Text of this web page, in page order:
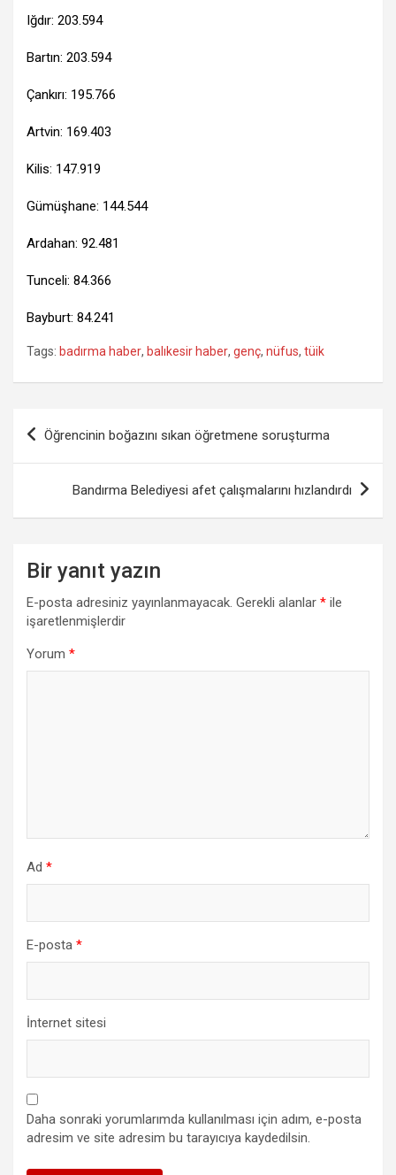
Iğdır: 203.594
Bartın: 203.594
Çankırı: 195.766
Artvin: 169.403
Kilis: 147.919
Gümüşhane: 144.544
Ardahan: 92.481
Tunceli: 84.366
Bayburt: 84.241
Tags: badırma haber, balıkesir haber, genç, nüfus, tüik
Yazı
gezinmesi
Öğrencinin boğazını sıkan öğretmene soruşturma
Bandırma Belediyesi afet çalışmalarını hızlandırdı
Bir yanıt yazın
E-posta adresiniz yayınlanmayacak. Gerekli alanlar * ile
işaretlenmişlerdir
Yorum *
Ad *
E-posta *
İnternet sitesi
Daha sonraki yorumlarımda kullanılması için adım, e-posta
adresim ve site adresim bu tarayıcıya kaydedilsin.